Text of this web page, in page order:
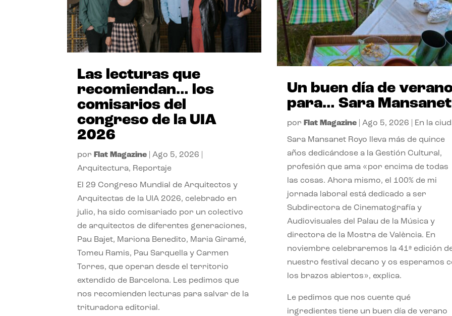
Las lecturas que
recomiendan… los
comisarios del
congreso de la UIA
2026
por Flat Magazine |Ago 5, 2026
Arquitectura, Reportaje
El 29 Congreso Mundial de Arquitectos y
Arquitectas de la UIA 2026, celebrado en
julio, ha sido comisariado por un colectivo
de arquitectos de diferentes generaciones,
Pau Bajet, Mariona Benedito, Maria Giramé,
Tomeu Ramis, Pau Sarquella y Carmen
Torres, que operan desde el territorio
extendido de Barcelona. Les pedimos que
nos recomienden lecturas para salvar de la
trituradora editorial.
Un buen día de
para… Sara Mansanet
por Flat Magazine| Ago 5, 2026 En la
Sara Mansanet Royo lleva más de quince
años dedicándose a la Gestión Cultural,
profesión que ama «por encima de todas
las cosas. Ahora mismo, el 100% de mi
jornada laboral está dedicado a ser
Subdirectora de Cinematografía y
Audiovisuales del Palau de la Música y
directora de la Mostra de València. En
noviembre celebraremos la 41ª edición
nuestro festival decano y os esperamos
los brazos abiertos», explica.
Le pedimos que nos cuente qué
ingredientes tiene un buen día de verano